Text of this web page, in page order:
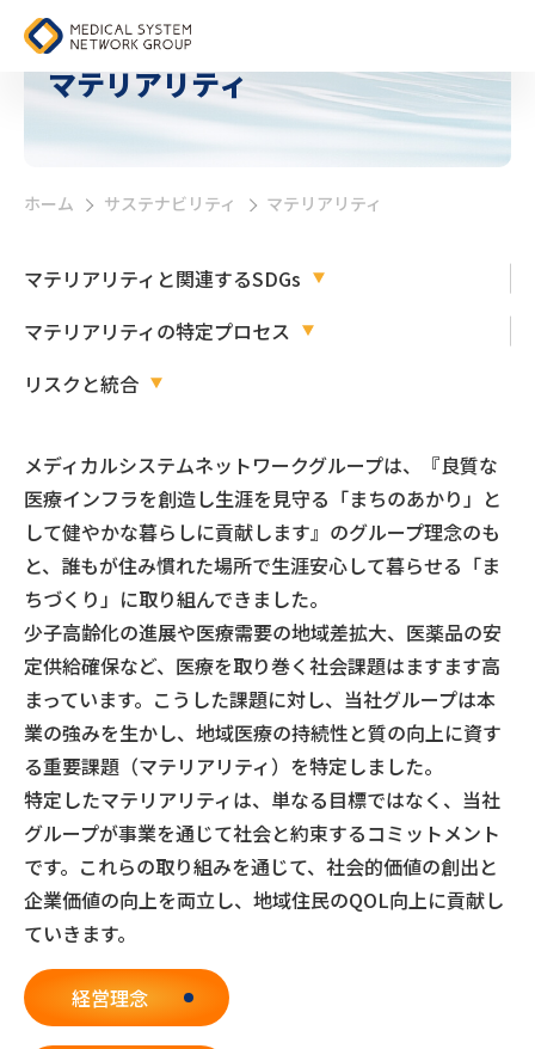
マテリアリティ
ホーム >
サステナビリティ >
マテリアリティ
マテリアリティと関連するSDGs
マテリアリティの特定プロセス
リスクと統合
メディカルシステムネットワークグループは、『良質な
医療インフラを創造し生涯を見守る「まちのあかり」と
して健やかな暮らしに貢献します』のグループ理念のも
と、誰もが住み慣れた場所で生涯安心して暮らせる「ま
ちづくり」に取り組んできました。
少子高齢化の進展や医療需要の地域差拡大、医薬品の安
定供給確保など、医療を取り巻く社会課題はますます高
まっています。こうした課題に対し、当社グループは本
業の強みを生かし、地域医療の持続性と質の向上に資す
る重要課題（マテリアリティ）を特定しました。
特定したマテリアリティは、単なる目標ではなく、当社
グループが事業を通じて社会と約束するコミットメント
です。これらの取り組みを通じて、社会的価値の創出と
企業価値の向上を両立し、地域住民のQOL向上に貢献し
ていきます。
経営理念